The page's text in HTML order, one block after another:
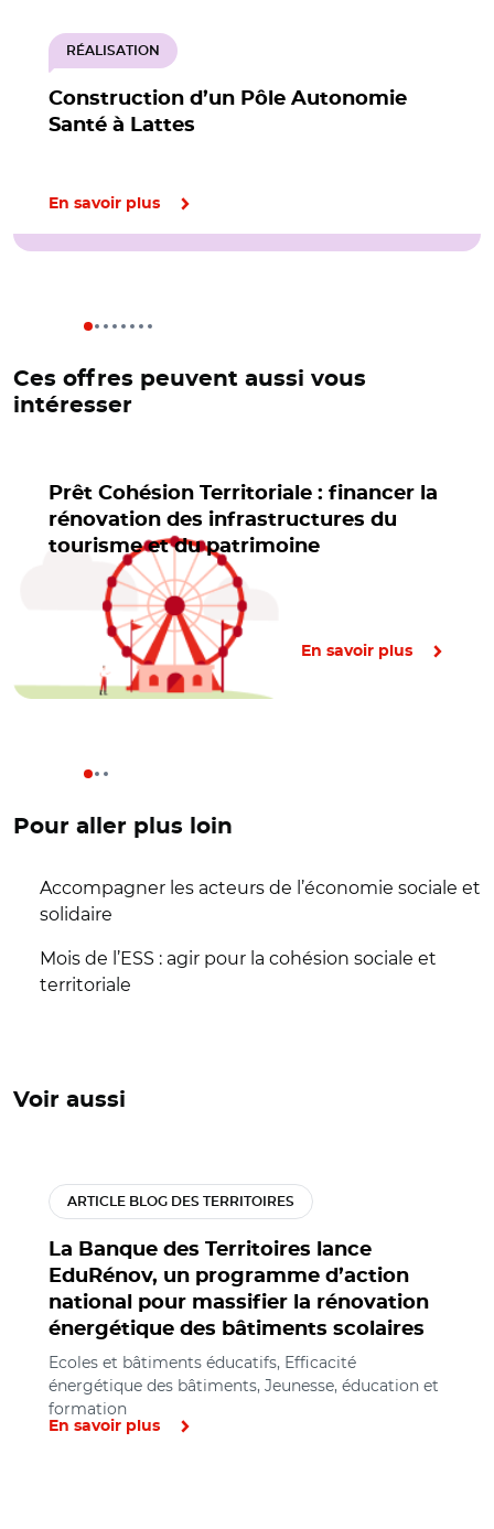
Construction d’un Pôle Autonomie
Santé à Lattes
RÉALISATION
En savoir plus
Ces offres peuvent aussi vous
intéresser
Prêt Cohésion Territoriale : financer la
rénovation des infrastructures du
tourisme et du patrimoine
En savoir plus
Pour aller plus loin
Accompagner les acteurs de l’économie sociale et
solidaire
Mois de l’ESS : agir pour la cohésion sociale et
territoriale
Voir aussi
La Banque des Territoires lance
EduRénov, un programme d’action
national pour massifier la rénovation
énergétique des bâtiments scolaires
ARTICLE BLOG DES TERRITOIRES
Ecoles et bâtiments éducatifs, Efficacité
énergétique des bâtiments, Jeunesse, éducation et
formation
En savoir plus